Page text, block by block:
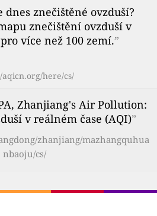
dnes znečištěné ovzduší?
znečištění ovzduší v
více než 100 zemí.”
here/cs/
Zhanjiang's Air Pollution:
v reálném čase (AQI)”
zhanjiang/mazhangquhua
nbaoju/cs/